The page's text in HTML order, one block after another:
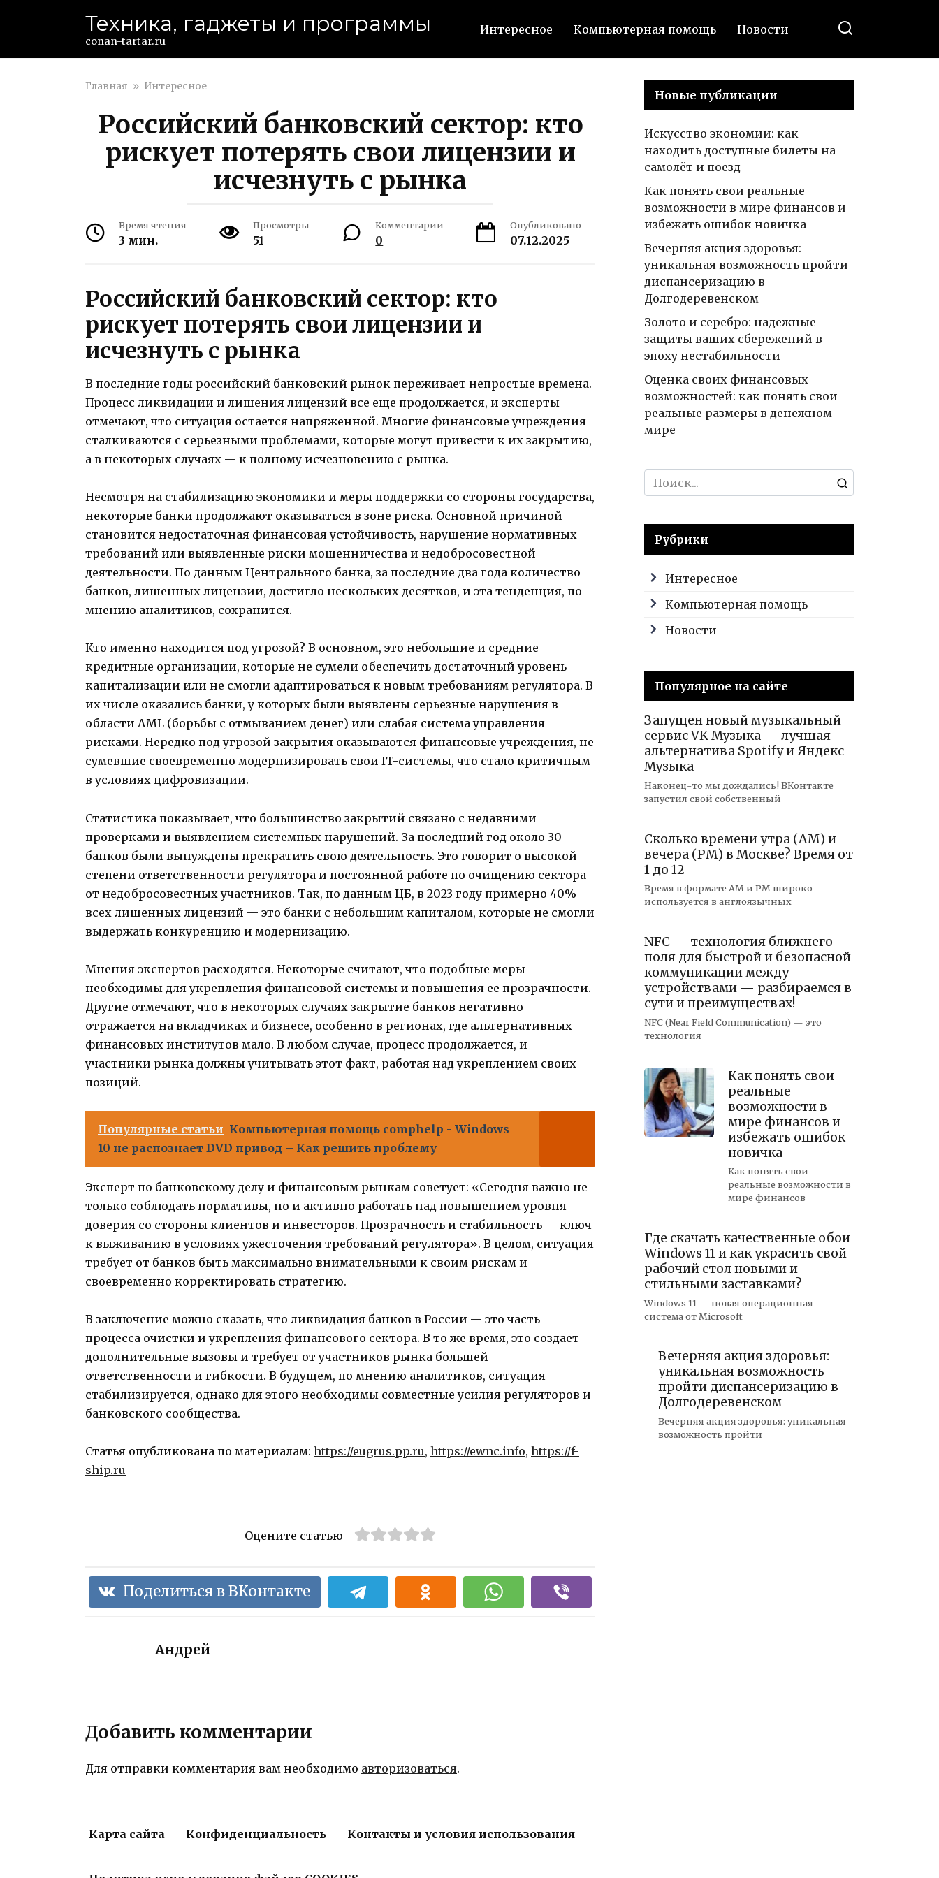
Техника, гаджеты и программы
conan-tartar.ru
Интересное Компьютерная помощь Новости
Главная » Интересное
Российский банковский сектор: кто
рискует потерять свои лицензии и
исчезнуть с рынка
Время чтения
3 мин.
Просмотры
51
Комментарии
0
Опубликовано
07.12.2025
Российский банковский сектор: кто
рискует потерять свои лицензии и
исчезнуть с рынка
В последние годы российский банковский рынок переживает непростые времена.
Процесс ликвидации и лишения лицензий все еще продолжается, и эксперты
отмечают, что ситуация остается напряженной. Многие финансовые учреждения
сталкиваются с серьезными проблемами, которые могут привести к их закрытию,
а в некоторых случаях — к полному исчезновению с рынка.
Несмотря на стабилизацию экономики и меры поддержки со стороны государства,
некоторые банки продолжают оказываться в зоне риска. Основной причиной
становится недостаточная финансовая устойчивость, нарушение нормативных
требований или выявленные риски мошенничества и недобросовестной
деятельности. По данным Центрального банка, за последние два года количество
банков, лишенных лицензии, достигло нескольких десятков, и эта тенденция, по
мнению аналитиков, сохранится.
Кто именно находится под угрозой? В основном, это небольшие и средние
кредитные организации, которые не сумели обеспечить достаточный уровень
капитализации или не смогли адаптироваться к новым требованиям регулятора. В
их числе оказались банки, у которых были выявлены серьезные нарушения в
области AML (борьбы с отмыванием денег) или слабая система управления
рисками. Нередко под угрозой закрытия оказываются финансовые учреждения, не
сумевшие своевременно модернизировать свои IT-системы, что стало критичным
в условиях цифровизации.
Статистика показывает, что большинство закрытий связано с недавними
проверками и выявлением системных нарушений. За последний год около 30
банков были вынуждены прекратить свою деятельность. Это говорит о высокой
степени ответственности регулятора и постоянной работе по очищению сектора
от недобросовестных участников. Так, по данным ЦБ, в 2023 году примерно 40%
всех лишенных лицензий — это банки с небольшим капиталом, которые не смогли
выдержать конкуренцию и модернизацию.
Мнения экспертов расходятся. Некоторые считают, что подобные меры
необходимы для укрепления финансовой системы и повышения ее прозрачности.
Другие отмечают, что в некоторых случаях закрытие банков негативно
отражается на вкладчиках и бизнесе, особенно в регионах, где альтернативных
финансовых институтов мало. В любом случае, процесс продолжается, и
участники рынка должны учитывать этот факт, работая над укреплением своих
позиций.
Популярные статьи Компьютерная помощь comphelp - Windows
10 не распознает DVD привод – Как решить проблему
Эксперт по банковскому делу и финансовым рынкам советует: «Сегодня важно не
только соблюдать нормативы, но и активно работать над повышением уровня
доверия со стороны клиентов и инвесторов. Прозрачность и стабильность — ключ
к выживанию в условиях ужесточения требований регулятора». В целом, ситуация
требует от банков быть максимально внимательными к своим рискам и
своевременно корректировать стратегию.
В заключение можно сказать, что ликвидация банков в России — это часть
процесса очистки и укрепления финансового сектора. В то же время, это создает
дополнительные вызовы и требует от участников рынка большей
ответственности и гибкости. В будущем, по мнению аналитиков, ситуация
стабилизируется, однако для этого необходимы совместные усилия регуляторов и
банковского сообщества.
Статья опубликована по материалам: https://eugrus.pp.ru, https://ewnc.info, https://f-
ship.ru
Оцените статью
Поделиться в ВКонтакте
Андрей
Добавить комментарии
Для отправки комментария вам необходимо авторизоваться.
Новые публикации
Искусство экономии: как
находить доступные билеты на
самолёт и поезд
Как понять свои реальные
возможности в мире финансов и
избежать ошибок новичка
Вечерняя акция здоровья:
уникальная возможность пройти
диспансеризацию в
Долгодеревенском
Золото и серебро: надежные
защиты ваших сбережений в
эпоху нестабильности
Оценка своих финансовых
возможностей: как понять свои
реальные размеры в денежном
мире
Search
for:
Рубрики
Интересное
Компьютерная помощь
Новости
Популярное на сайте
Запущен новый музыкальный
сервис VK Музыка — лучшая
альтернатива Spotify и Яндекс
Музыка
Наконец-то мы дождались! ВКонтакте
запустил свой собственный
Сколько времени утра (AM) и
вечера (PM) в Москве? Время от
1 до 12
Время в формате AM и PM широко
используется в англоязычных
NFC — технология ближнего
поля для быстрой и безопасной
коммуникации между
устройствами — разбираемся в
сути и преимуществах!
NFC (Near Field Communication) — это
технология
Как понять свои
реальные
возможности в
мире финансов и
избежать ошибок
новичка
Как понять свои
реальные возможности в
мире финансов
Где скачать качественные обои
Windows 11 и как украсить свой
рабочий стол новыми и
стильными заставками?
Windows 11 — новая операционная
система от Microsoft
Вечерняя акция здоровья:
уникальная возможность
пройти диспансеризацию в
Долгодеревенском
Вечерняя акция здоровья: уникальная
возможность пройти
Карта сайта Конфиденциальность Контакты и условия использования